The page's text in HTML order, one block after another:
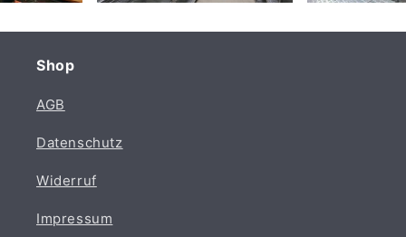
Shop
AGB
Datenschutz
Widerruf
Impressum